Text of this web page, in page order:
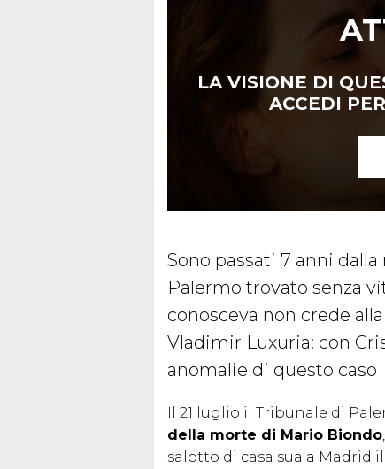
LA VISIONE DI
ACCEDI
Sono passati 7 anni
Palermo trovato senza
conosceva non crede
Vladimir Luxuria: con
anomalie di questo caso
Il 21 luglio il Tribunale di
della morte di Mario Biondo
salotto di casa sua a Madrid